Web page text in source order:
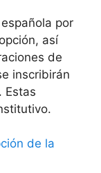
por
así
de
inscribirán
Estas
de la